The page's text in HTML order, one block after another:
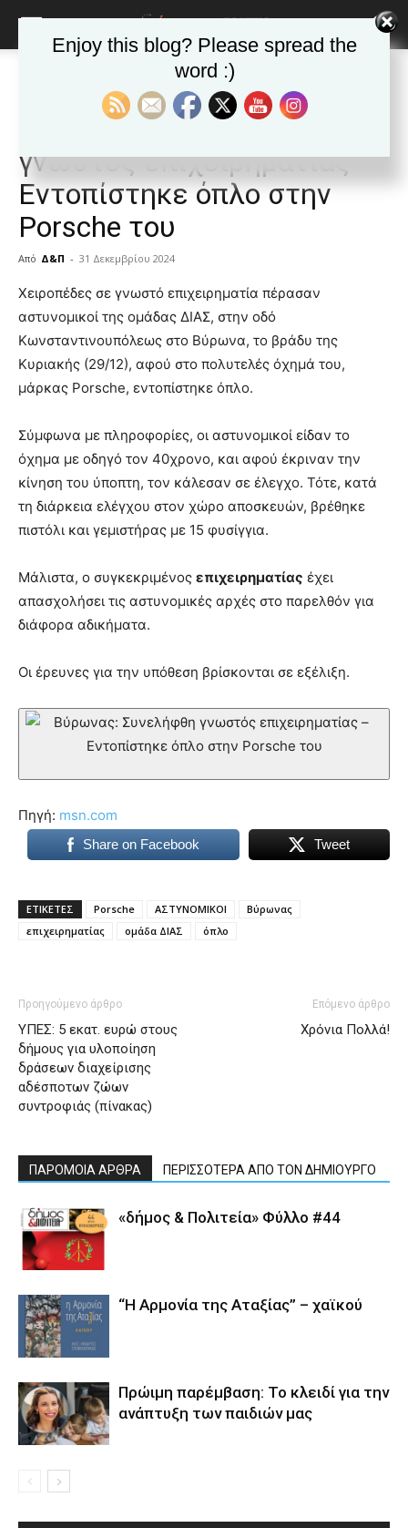
Τα νέα της Πόλης
Τα νέα της Πόλης Δημοφιλή άρθρα
Βύρωνας: Συνελήφθη
γνωστός επιχειρηματίας –
Εντοπίστηκε όπλο στην
Porsche του
Από Δ&Π - 31 Δεκεμβρίου 2024
blonde
lesbians
hot
cam
show.desi
lyons
teaches
you
the
meaning
of
pornhun
hd
porn
Χειροπέδες σε γνωστό επιχειρηματία πέρασαν
αστυνομικοί της ομάδας ΔΙΑΣ, στην οδό
Κωνσταντινουπόλεως στο Βύρωνα, το βράδυ της
Κυριακής (29/12), αφού στο πολυτελές όχημά του,
μάρκας Porsche, εντοπίστηκε όπλο.
Σύμφωνα με πληροφορίες, οι αστυνομικοί είδαν το
όχημα με οδηγό τον 40χρονο, και αφού έκριναν την
κίνηση του ύποπτη, τον κάλεσαν σε έλεγχο. Τότε, κατά
τη διάρκεια ελέγχου στον χώρο αποσκευών, βρέθηκε
πιστόλι και γεμιστήρας με 15 φυσίγγια.
Μάλιστα, ο συγκεκριμένος επιχειρηματίας έχει
απασχολήσει τις αστυνομικές αρχές στο παρελθόν για
διάφορα αδικήματα.
Οι έρευνες για την υπόθεση βρίσκονται σε εξέλιξη.
Πηγή: msn.com
Share on Facebook Tweet
ΕΤΙΚΕΤΕΣ Porsche ΑΣΤΥΝΟΜΙΚΟΙ
Βύρωνας
επιχειρηματίας
ομάδα ΔΙΑΣ όπλο
Προηγούμενο άρθρο
ΥΠΕΣ: 5 εκατ. ευρώ στους
δήμους για υλοποίηση
δράσεων διαχείρισης
αδέσποτων ζώων
συντροφιάς (πίνακας)
Επόμενο άρθρο
Χρόνια Πολλά!
ΠΑΡΟΜΟΙΑ ΑΡΘΡΑ ΠΕΡΙΣΣΟΤΕΡΑ ΑΠΟ ΤΟΝ ΔΗΜΙΟΥΡΓΟ
«δήμος & Πολιτεία» Φύλλο #44
“Η Αρμονία της Αταξίας” – χαϊκού
Πρώιμη παρέμβαση: Το κλειδί για την
ανάπτυξη των παιδιών µας
Enjoy this blog? Please spread the
word :)